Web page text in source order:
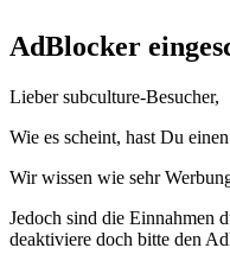
AdBlocker
Lieber subculture-Besucher,
Wie es scheint, hast Du einen
Wir wissen wie sehr
Jedoch sind die Einnahmen
deaktiviere doch bitte den